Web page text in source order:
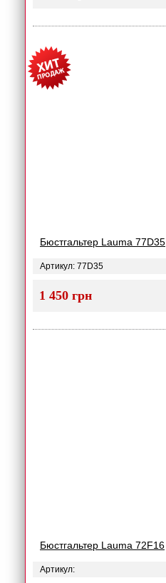
Бюстгальтер Lauma 77D35
Артикул: 77D35
1 450 грн
Бюстгальтер Lauma 72F16
Артикул: